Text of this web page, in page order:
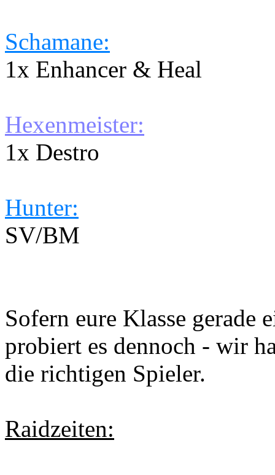
Schamane:
1x Enhancer & Heal
Hexenmeister:
1x Destro
Hunter:
SV/BM
Sofern eure Klasse gerade
probiert es dennoch - wir
die richtigen Spieler.
Raidzeiten: